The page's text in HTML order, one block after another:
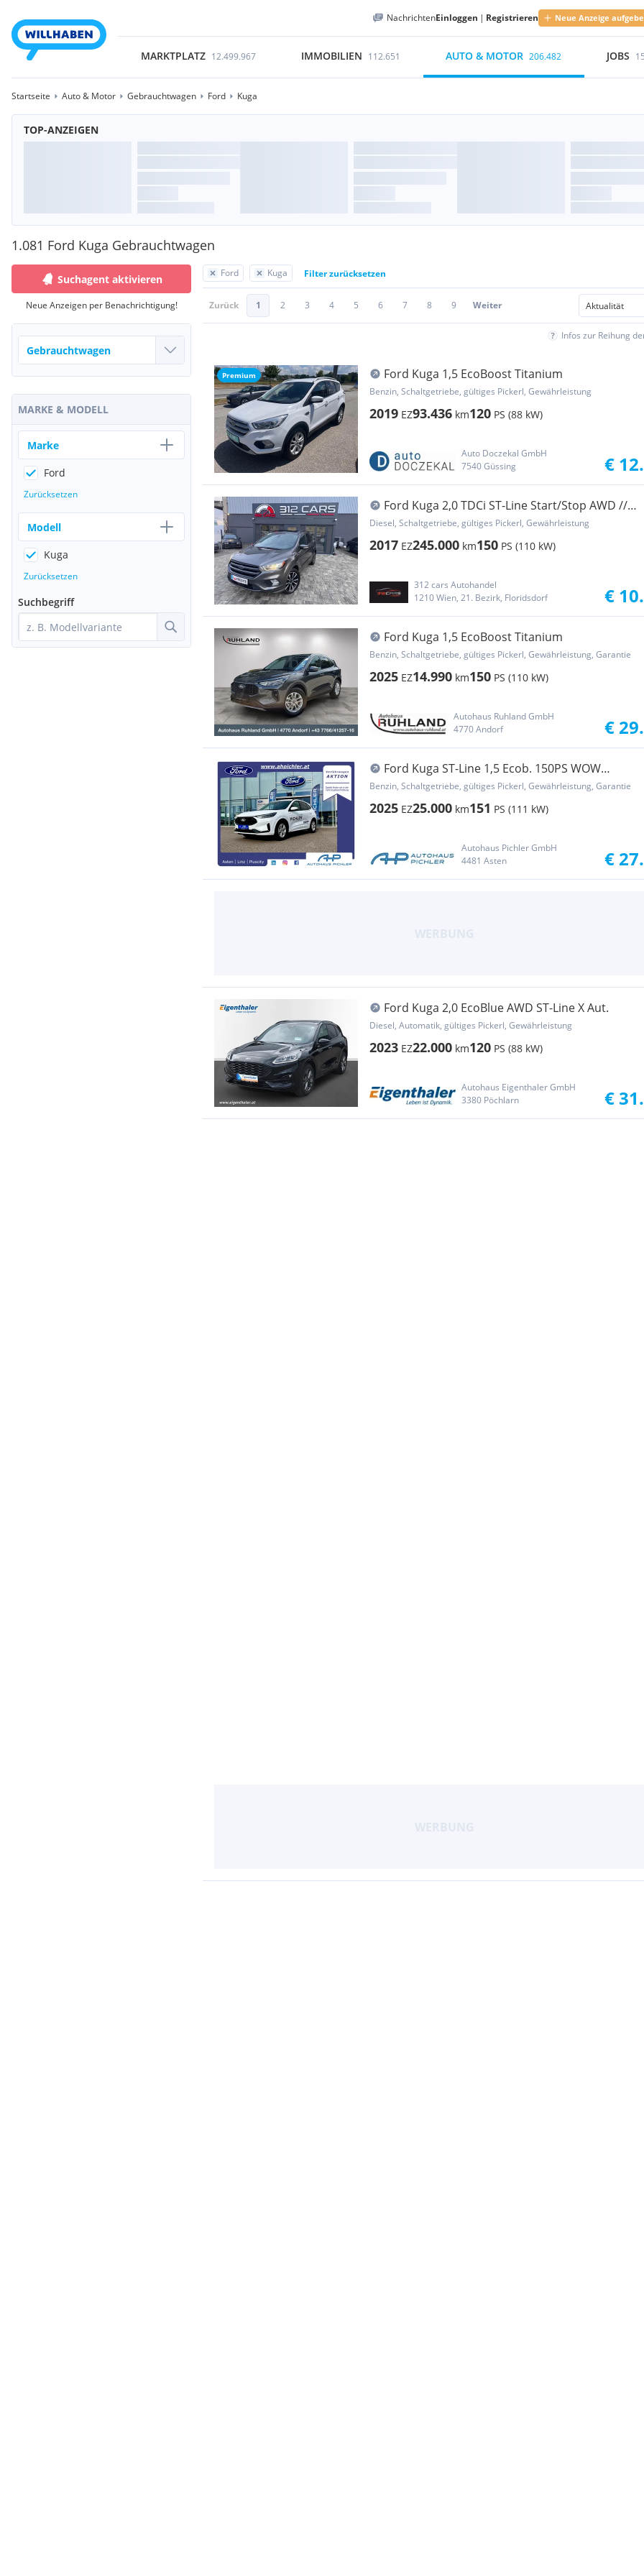
NachrichtenEinloggen | Registrieren Neue Anzeige
MARKTPLATZ 12.499.967 IMMOBILIEN 112.651 AUTO & MOTOR 206.482 JOBS
Startseite Auto & Motor Gebrauchtwagen Ford Kuga
TOP-ANZEIGEN
1.081 Ford Kuga Gebrauchtwagen
Ford Kuga Filter zurücksetzen
Zurück 1 2 3 4 5 6 7 8 9 Weiter
Infos zur Reihung
Premium Ford Kuga 1,5 EcoBoost Titanium
Benzin, Schaltgetriebe, gültiges Pickerl, Gewährleistung
2019 EZ93.436 km120 PS (88 kW)
Auto Doczekal GmbH
7540 Güssing
€
Ford Kuga 2,0 TDCi ST-Line Start/Stop AWD //
Panoram...
Diesel, Schaltgetriebe, gültiges Pickerl, Gewährleistung
2017 EZ245.000 km150 PS (110 kW)
312 cars Autohandel
1210 Wien, 21. Bezirk, Floridsdorf
€
Ford Kuga 1,5 EcoBoost Titanium
Benzin, Schaltgetriebe, gültiges Pickerl, Gewährleistung, Garantie
2025 EZ14.990 km150 PS (110 kW)
Autohaus Ruhland GmbH
4770 Andorf
€
Ford Kuga ST-Line 1,5 Ecob. 150PS WOW
AKTION
Benzin, Schaltgetriebe, gültiges Pickerl, Gewährleistung, Garantie
2025 EZ25.000 km151 PS (111 kW)
Autohaus Pichler GmbH
4481 Asten
€
Ford Kuga 2,0 EcoBlue AWD ST-Line X Aut.
Diesel, Automatik, gültiges Pickerl, Gewährleistung
2023 EZ22.000 km120 PS (88 kW)
Autohaus Eigenthaler GmbH
3380 Pöchlarn
€
Suchagent aktivieren
Neue Anzeigen per Benachrichtigung!
MARKE & MODELL
Marke
Ford
Zurücksetzen
Modell
Kuga
Zurücksetzen
Suchbegriff